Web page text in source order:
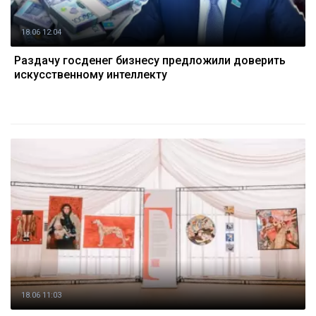
18.06 12:04
Раздачу госденег бизнесу предложили доверить
искусственному интеллекту
18.06 11:03